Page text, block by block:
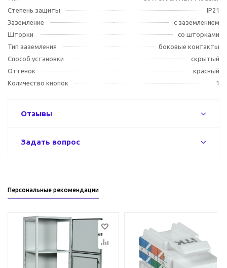
Степень защиты
IP21
Заземление
с заземлением
Шторки
со шторками
Тип заземления
боковые контакты
Способ установки
скрытый
Оттенок
красный
Количество кнопок
1
Отзывы
Задать вопрос
Персональные рекомендации